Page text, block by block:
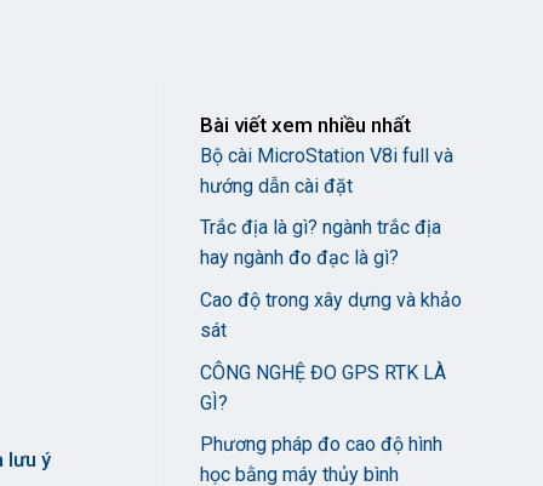
lưu ý
Bài viết xem nhiều nhất
Bộ cài MicroStation V8i full và
hướng dẫn cài đặt
Trắc địa là gì? ngành trắc địa
hay ngành đo đạc là gì?
Cao độ trong xây dựng và khảo
sát
CÔNG NGHỆ ĐO GPS RTK LÀ
GÌ?
Phương pháp đo cao độ hình
học bằng máy thủy bình